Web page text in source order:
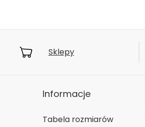
Sklepy
Informacje
Tabela rozmiarów